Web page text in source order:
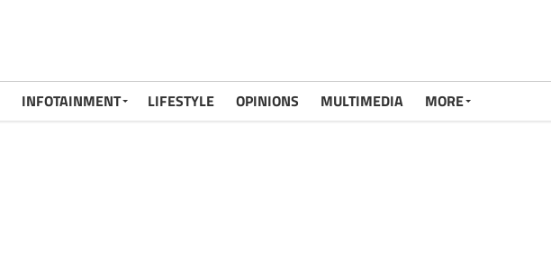
INFOTAINMENT LIFESTYLE OPINIONS MULTIMEDIA MORE